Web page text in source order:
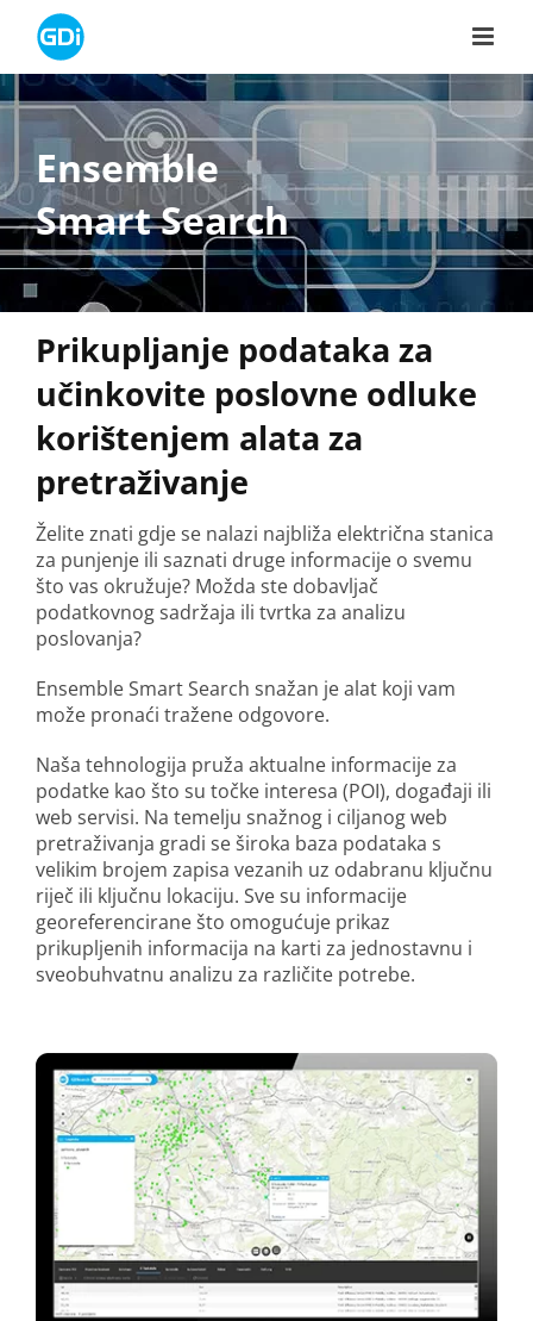
content
Ensemble
Smart Search
Prikupljanje podataka za
učinkovite poslovne odluke
korištenjem alata za
pretraživanje
Želite znati gdje se nalazi najbliža električna stanica
za punjenje ili saznati druge informacije o svemu
što vas okružuje? Možda ste dobavljač
podatkovnog sadržaja ili tvrtka za analizu
poslovanja?
Ensemble Smart Search snažan je alat koji vam
može pronaći tražene odgovore.
Naša tehnologija pruža aktualne informacije za
podatke kao što su točke interesa (POI), događaji ili
web servisi. Na temelju snažnog i ciljanog web
pretraživanja gradi se široka baza podataka s
velikim brojem zapisa vezanih uz odabranu ključnu
riječ ili ključnu lokaciju. Sve su informacije
georeferencirane što omogućuje prikaz
prikupljenih informacija na karti za jednostavnu i
sveobuhvatnu analizu za različite potrebe.